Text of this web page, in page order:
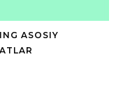
ASOSIY